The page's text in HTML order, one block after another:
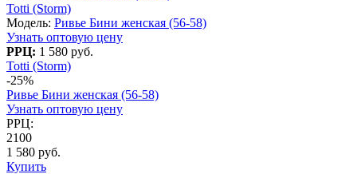
Totti (Storm)
Модель: Ривье Бини женская (56-58)
Узнать оптовую цену
РРЦ: 1 580 руб.
Totti (Storm)
-25%
Ривье Бини женская (56-58)
Узнать оптовую цену
РРЦ:
2100
1 580 руб.
Купить